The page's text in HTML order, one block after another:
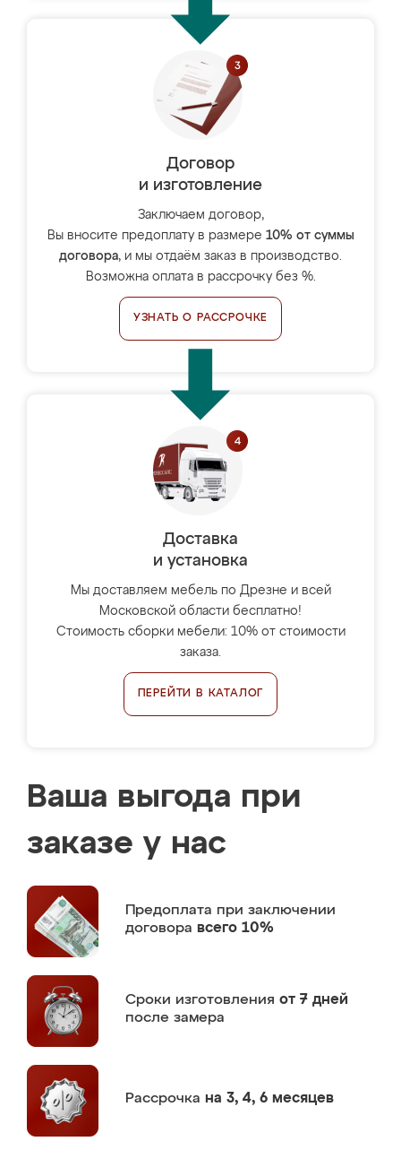
Договор
и изготовление
Заключаем договор,
Вы вносите предоплату в размере 10% от суммы
договора, и мы отдаём заказ в производство.
Возможна оплата в рассрочку без %.
УЗНАТЬ О РАССРОЧКЕ
Доставка
и установка
Мы доставляем мебель по Дрезне и всей
Московской области бесплатно!
Стоимость сборки мебели: 10% от стоимости
заказа.
ПЕРЕЙТИ В КАТАЛОГ
Ваша выгода при
заказе у нас
Предоплата при заключении
договора всего 10%
Сроки изготовления от 7 дней
после замера
Рассрочка на 3, 4, 6 месяцев